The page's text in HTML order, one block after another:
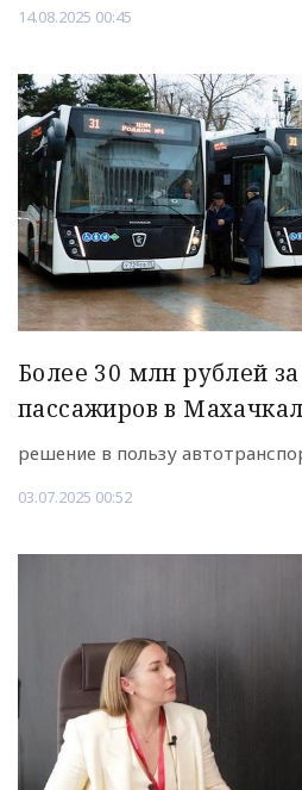
14.08.2025 00:45
Более 30 млн рублей
пассажиров в
решение в пользу
03.07.2025 00:52